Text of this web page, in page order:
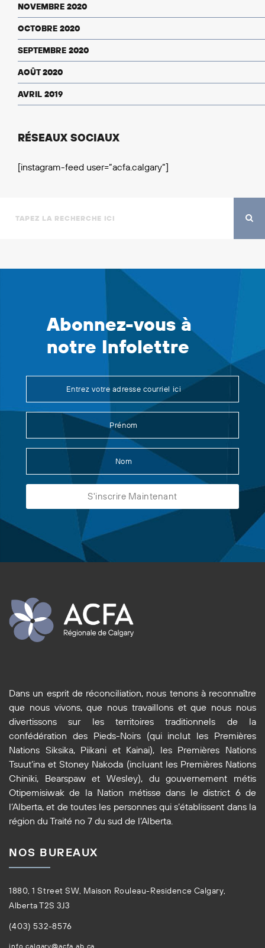
NOVEMBRE 2020
OCTOBRE 2020
SEPTEMBRE 2020
AOÛT 2020
AVRIL 2019
RÉSEAUX SOCIAUX
[instagram-feed user=”acfa.calgary”]
Abonnez-vous à
notre Infolettre
Dans un esprit de réconciliation, nous tenons à reconnaître
que nous vivons, que nous travaillons et que nous nous
divertissons sur les territoires traditionnels de la
confédération des Pieds-Noirs (qui inclut les Premières
Nations Siksika, Piikani et Kainai), les Premières Nations
Tsuut’ina et Stoney Nakoda (incluant les Premières Nations
Chiniki, Bearspaw et Wesley), du gouvernement métis
Otipemisiwak de la Nation métisse dans le district 6 de
l’Alberta, et de toutes les personnes qui s’établissent dans la
région du Traité no 7 du sud de l’Alberta.
NOS BUREAUX
1880, 1 Street SW, Maison Rouleau-Residence Calgary,
Alberta T2S 3J3
(403) 532-8576
info.calgary@acfa.ab.ca